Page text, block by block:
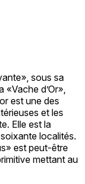
sous sa
«Vache d’Or»,
est une des
et les
Elle est la
localités.
est peut-être
mettant au